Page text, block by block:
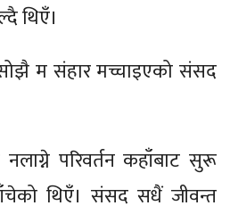
थिएँ।
म संहार मच्चाइएको संसद
परिवर्तन कहाँबाट सुरू
थिएँ। संसद सधैं जीवन्त